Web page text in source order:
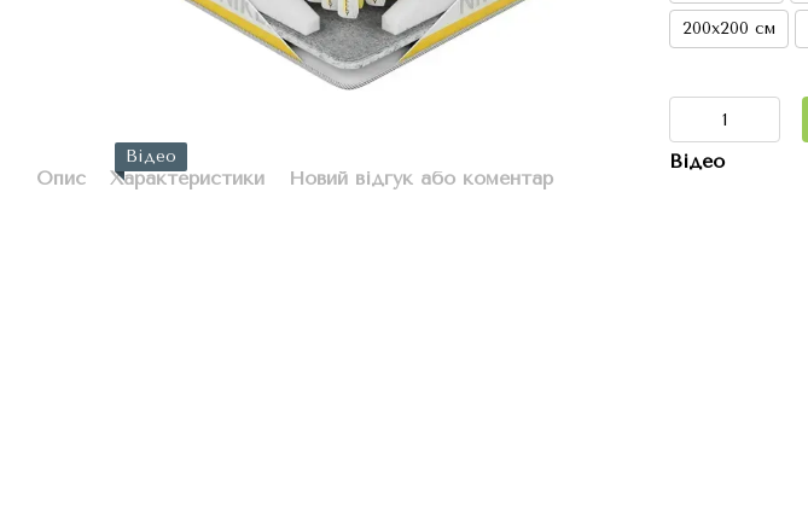
Відео
Опис Характеристики Новий відгук або коментар
200х200 см
Відео